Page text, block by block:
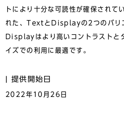
トにより十分な可読性が確保されて
れた、TextとDisplayの2つのバリ
Displayはより高いコントラストと
イズでの利用に最適です。
提供開始日
2022年10月26日